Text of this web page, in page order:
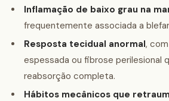
Inflamação de baixo grau na
frequentemente associada a
Resposta tecidual anormal,
espessada ou fibrose perilesional
reabsorção completa.
Hábitos mecânicos que